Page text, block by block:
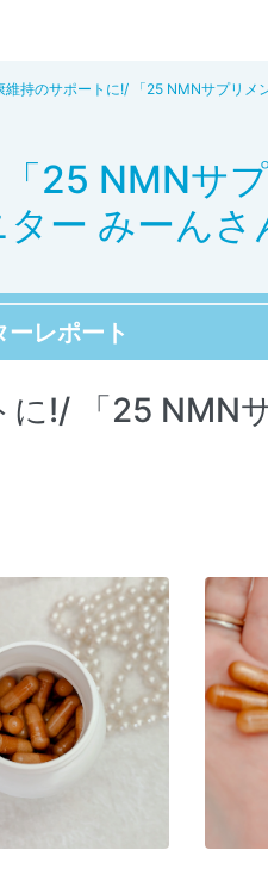
維持のサポートに!/ 「25 NMNサプリメ
25 NMNサ
ー みーんさ
ーレポート
に!/ 「25 NMN